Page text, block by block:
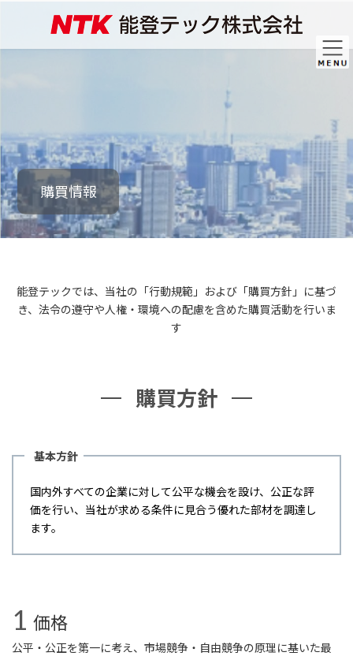
ッ
プ
移
動
購買情報
能登テックでは、当社の「行動規範」および「購買方針」に基づ
き、 法令の遵守や人権・環境への配慮を含めた購買活動を行いま
す
購買方針
基本方針
国内外すべての企業に対して公平な機会を設け、公正な評
価を行い、当社が求める条件に見合う優れた部材を調達し
ます。
価格
公平・公正を第一に考え、市場競争・自由競争の原理に基いた最